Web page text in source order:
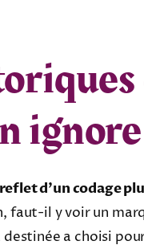
d’un codage
faut-il y voir un
a choisi